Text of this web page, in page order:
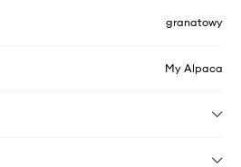
granatowy
My Alpaca